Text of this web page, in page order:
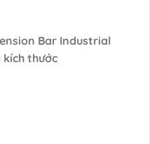
Bar Industrial
kích thước